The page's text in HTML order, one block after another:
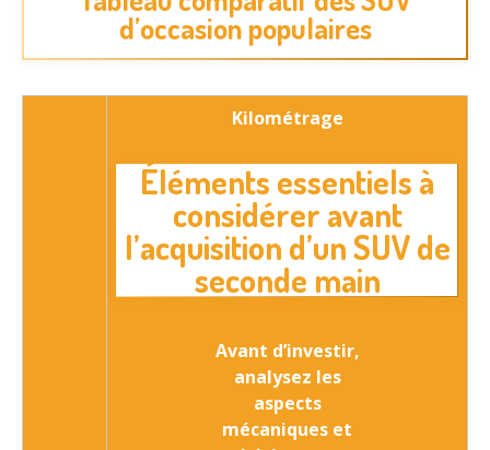
d’occasion populaires
Kilométrage
Éléments essentiels à
considérer avant
l’acquisition d’un SUV de
seconde main
Avant d’investir,
analysez les
aspects
mécaniques et